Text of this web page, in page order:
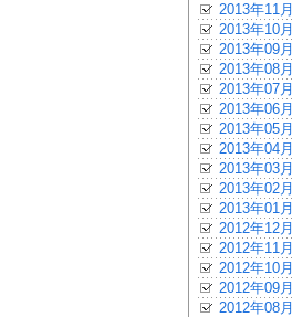
2013年11月
2013年10月
2013年09月
2013年08月
2013年07月
2013年06月
2013年05月
2013年04月
2013年03月
2013年02月
2013年01月
2012年12月
2012年11月
2012年10月
2012年09月
2012年08月